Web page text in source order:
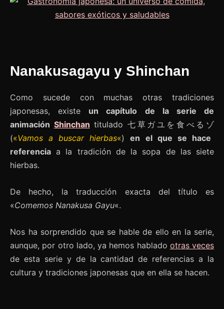
Nanakusagayu y Shinchan
Como sucede con muchas otras tradiciones
japonesas, existe un capítulo de la serie de
animación Shinchan titulado 七草ガユを食べるゾ
(«Vamos a buscar hierbas«)en el que se hace
referencia a la tradición de la sopa de las siete
hierbas.
De hecho, la traducción exacta del título es
«Comemos Nanakusa Gayu«.
Nos ha sorprendido que se hable de ello en la serie,
aunque, por otro lado, ya hemos hablado otras veces
de esta serie y de la cantidad de referencias a la
cultura y tradiciones japonesas que en ella se hacen.